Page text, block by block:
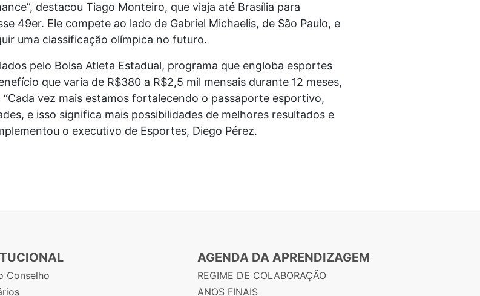
destacou Tiago Monteiro, que viaja até Brasília para
49er. Ele compete ao lado de Gabriel Michaelis, de São Paulo, e
uma classificação olímpica no futuro.
pelo Bolsa Atleta Estadual, programa que engloba esportes
que varia de R$380 a R$2,5 mil mensais durante 12 meses,
vez mais estamos fortalecendo o passaporte esportivo,
e isso significa mais possibilidades de melhores resultados e
o executivo de Esportes, Diego Pérez.
Conselho
AGENDA DA APRENDIZAGEM
REGIME DE COLABORAÇÃO
ANOS FINAIS